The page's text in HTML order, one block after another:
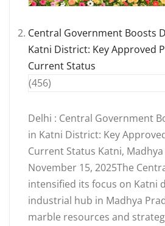
Central Government Boosts
Katni District: Key Approved
Current Status
(456)
Delhi : Central Government
in Katni District: Key
Current Status Katni,
November 15, 2025The
intensified its focus on Katni
industrial hub in Madhya
marble resources and